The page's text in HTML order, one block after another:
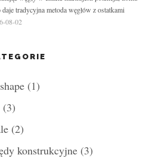
daje tradycyjna metoda węgłów z ostatkami
08-02
(1)
(3)
(2)
konstrukcyjne (3)